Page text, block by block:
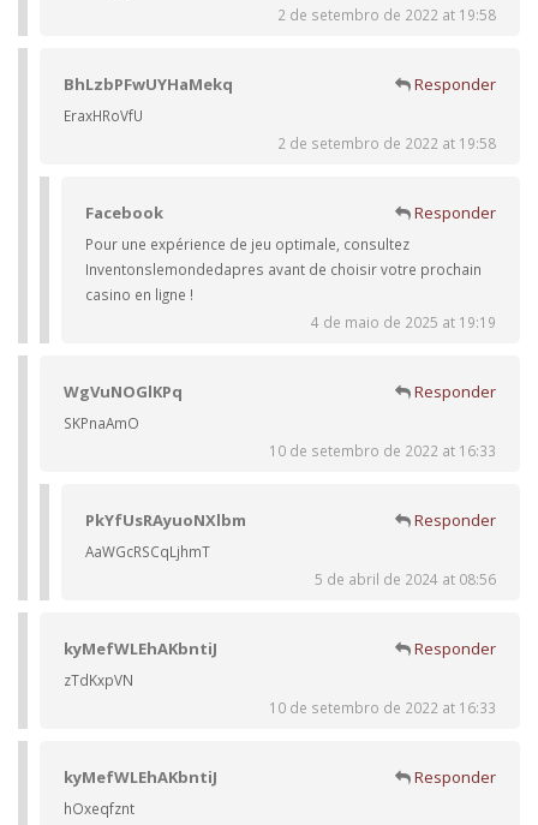
2 de setembro de 2022 at 19:58
BhLzbPFwUYHaMekq Responder
EraxHRoVfU
2 de setembro de 2022 at 19:58
Facebook Responder
Pour une expérience de jeu optimale, consultez
Inventonslemondedapres avant de choisir votre prochain
casino en ligne !
4 de maio de 2025 at 19:19
WgVuNOGlKPq Responder
SKPnaAmO
10 de setembro de 2022 at 16:33
PkYfUsRAyuoNXlbm Responder
AaWGcRSCqLjhmT
5 de abril de 2024 at 08:56
kyMefWLEhAKbntiJ Responder
zTdKxpVN
10 de setembro de 2022 at 16:33
kyMefWLEhAKbntiJ Responder
hOxeqfznt